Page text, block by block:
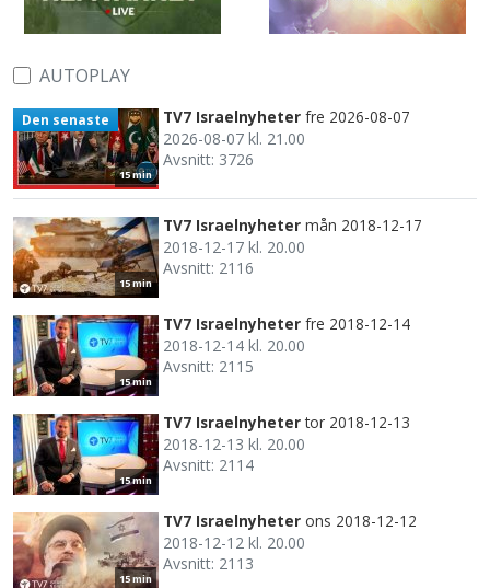
AUTOPLAY
15 min
Den senaste TV7 Israelnyheter fre 2026-08-07
2026-08-07 kl. 21.00
Avsnitt: 3726
15 min
TV7 Israelnyheter mån 2018-12-17
2018-12-17 kl. 20.00
Avsnitt: 2116
15 min
TV7 Israelnyheter fre 2018-12-14
2018-12-14 kl. 20.00
Avsnitt: 2115
15 min
TV7 Israelnyheter tor 2018-12-13
2018-12-13 kl. 20.00
Avsnitt: 2114
15 min
TV7 Israelnyheter ons 2018-12-12
2018-12-12 kl. 20.00
Avsnitt: 2113